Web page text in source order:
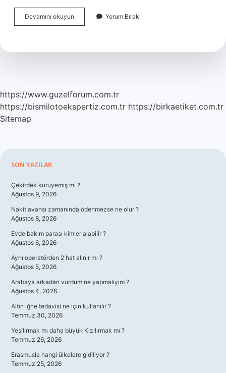
Devamını okuyun
Ekg
Mı
Yorum Bırak
https://www.guzelforum.com.tr
https://bismilotoekspertiz.com.tr https://birkaetiket.com.tr
Sitemap
Sidebar
SON YAZILAR
Çekirdek kuruyemiş mi ?
Ağustos 9, 2026
Nakit avansı zamanında ödenmezse ne olur ?
Ağustos 8, 2026
Evde bakım parası kimler alabilir ?
Ağustos 6, 2026
Aynı operatörden 2 hat alınır mı ?
Ağustos 5, 2026
Arabaya arkadan vurdum ne yapmalıyım ?
Ağustos 4, 2026
Altın iğne tedavisi ne için kullanılır ?
Temmuz 30, 2026
Yeşilırmak mı daha büyük Kızılırmak mı ?
Temmuz 26, 2026
Erasmusla hangi ülkelere gidiliyor ?
Temmuz 25, 2026